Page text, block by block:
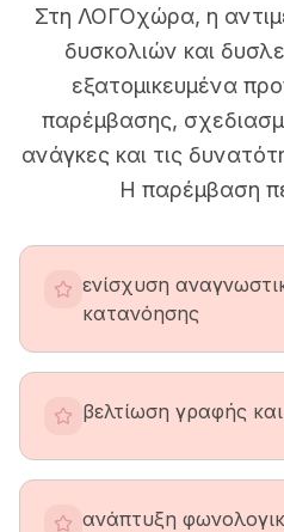
Στη ΛΟΓΟχώρα, η
δυσκολιών και
εξατομικευμένα
παρέμβασης,
ανάγκες και τις
Η παρέμβαση
ενίσχυση
κατανόησης
βελτίωση γραφής
ανάπτυξη